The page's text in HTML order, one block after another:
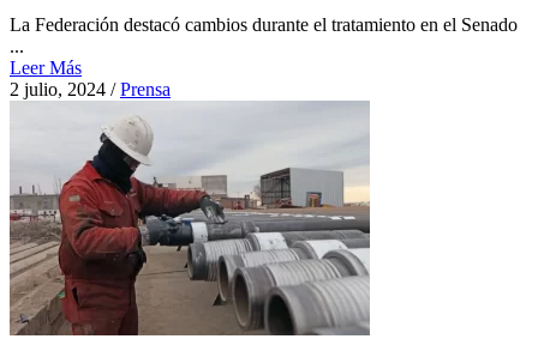
La Federación destacó cambios durante el tratamiento en el Senado
...
Leer Más
2 julio, 2024 /Prensa